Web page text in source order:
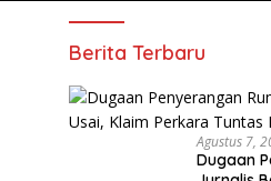
Berita Terbaru
Agustus 7,
Dugaan